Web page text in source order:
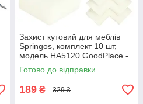
Захист кутовий для меблів
Springos, комплект 10 шт,
модель HA5120 GoodPlace -
worry-free-shopping-
Готово до відправки
189 ₴ 329 ₴